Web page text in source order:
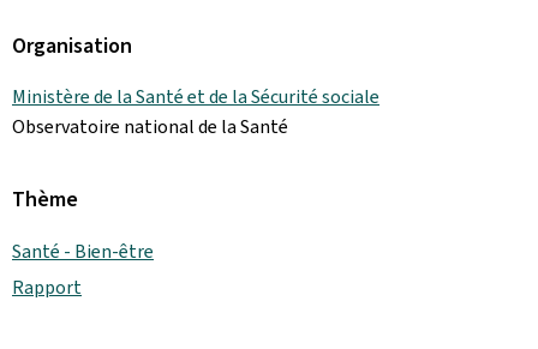
Organisation
Ministère de la Santé et de la Sécurité sociale
Observatoire national de la Santé
Thème
Santé - Bien-être
Rapport